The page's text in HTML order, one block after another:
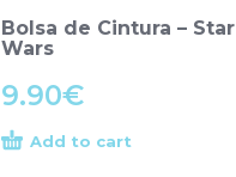
Bolsa de Cintura – Star
Wars
9.90€
Add to cart